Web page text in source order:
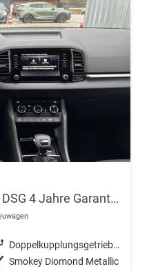
Selection 1.5 TSI 150 PS DSG 4 Jahre Garantie-Anhängerkupplung-Keyless Start-AppleCarPlay-AndroidAuto-Sunset-Tempomat-2-Zonen-Klima-16''Alu
Getriebe
Doppelkupplungsgetriebe (DSG)
Smokey Diomond Metallic